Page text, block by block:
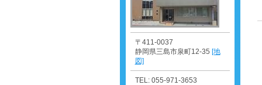
〒411-0037
静岡県三島市泉町12-35 [地
図]
TEL: 055-971-3653